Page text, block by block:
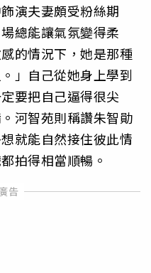
演夫妻頗受粉絲期
總能讓氣氛變得柔
的情況下，她是那種
」自己從她身上學到
要把自己逼得很尖
河智苑則稱讚朱智勛
就能自然接住彼此情
拍得相當順暢。